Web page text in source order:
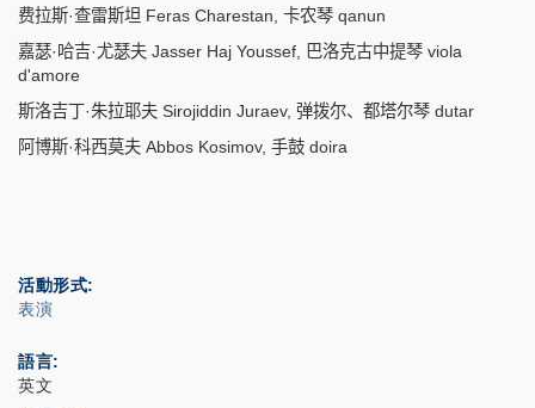
费拉斯·查雷斯坦 Feras Charestan, 卡农琴 qanun
嘉瑟·哈吉·尤瑟夫 Jasser Haj Youssef, 巴洛克古中提琴 viola
d'amore
斯洛吉丁·朱拉耶夫 Sirojiddin Juraev, 弹拨尔、都塔尔琴 dutar
阿博斯·科西莫夫 Abbos Kosimov, 手鼓 doira
活動形式
表演
語言
英文